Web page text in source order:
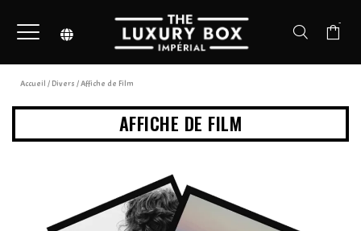
-
Accueil / Divers / Affiche de Film
AFFICHE DE FILM